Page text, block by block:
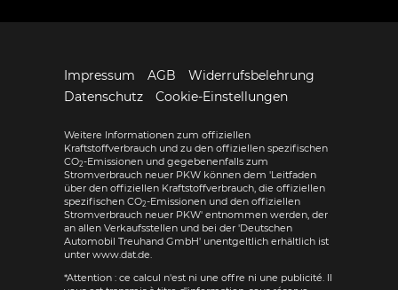
Impressum AGB
Widerrufsbelehrung
Datenschutz
Cookie-Einstellungen
Weitere Informationen zum offiziellen
Kraftstoffverbrauch und zu den offiziellen spezifischen
CO2-Emissionen und gegebenenfalls zum
Stromverbrauch neuer PKW können dem 'Leitfaden
über den offiziellen Kraftstoffverbrauch, die offiziellen
spezifischen CO2-Emissionen und den offiziellen
Stromverbrauch neuer PKW' entnommen werden, der
an allen Verkaufsstellen und bei der 'Deutschen
Automobil Treuhand GmbH' unentgeltlich erhältlich ist
unter www.dat.de.
*Attention : ce calcul n'est ni une offre ni une publicité. Il